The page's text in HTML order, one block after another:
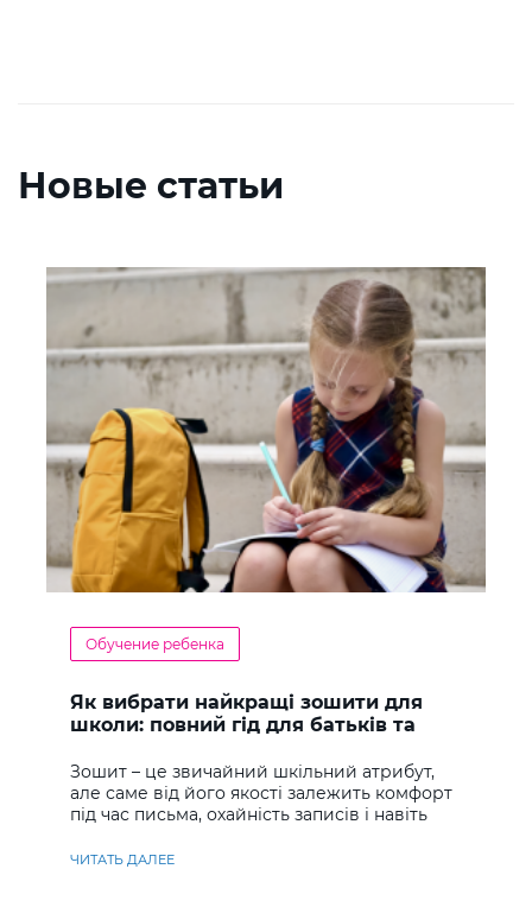
Новые статьи
Обучение ребенка
Як вибрати найкращі зошити для
школи: повний гід для батьків та
Зошит – це звичайний шкільний атрибут,
але саме від його якості залежить комфорт
під час письма, охайність записів і навіть
ЧИТАТЬ ДАЛЕЕ